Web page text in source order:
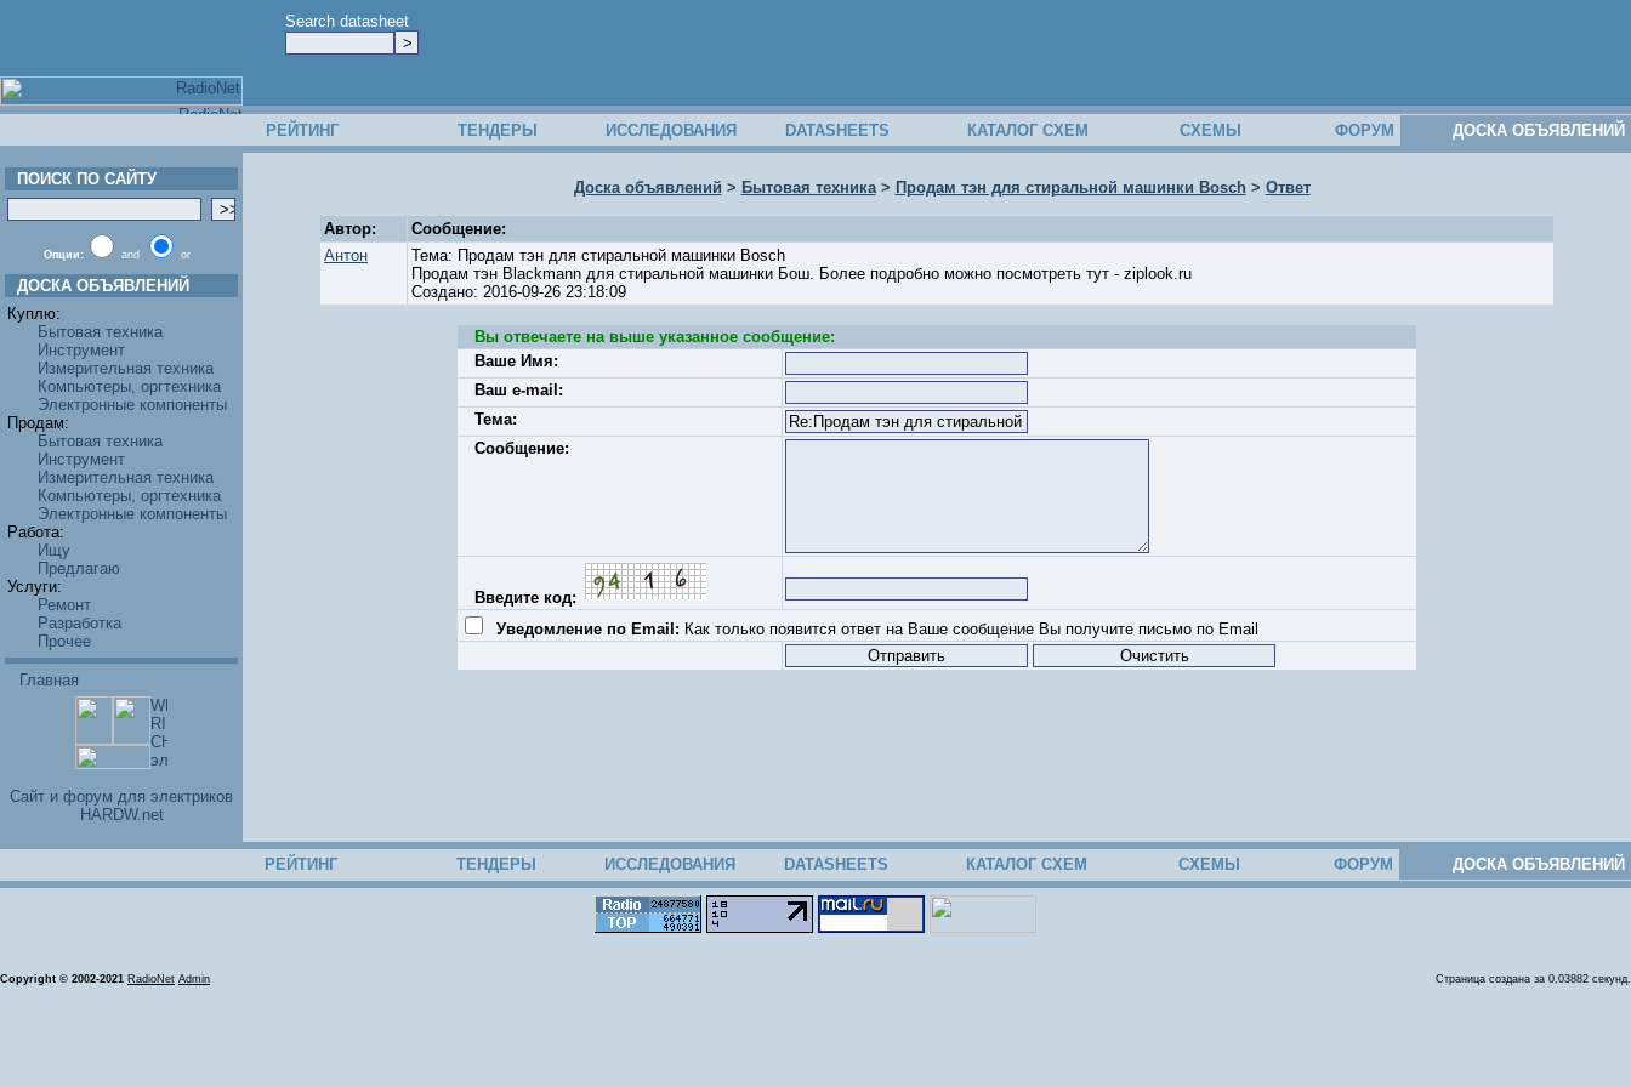
Search datasheet
РЕЙТИНГ ТЕНДЕРЫ ИССЛЕДОВАНИЯ DATASHEETS КАТАЛОГ СХЕМ СХЕМЫ ФОРУМ ДОСКА ОБЪЯВЛЕНИЙ
ПОИСК ПО САЙТУ
Опции: and or
ДОСКА ОБЪЯВЛЕНИЙ
Куплю:
Бытовая техника
Инструмент
Измерительная техника
Компьютеры, оргтехника
Электронные компоненты
Продам:
Бытовая техника
Инструмент
Измерительная техника
Компьютеры, оргтехника
Электронные компоненты
Работа:
Ищу
Предлагаю
Услуги:
Ремонт
Разработка
Прочее
Главная
Cайт и форум для электриков
HARDW.net
Доска объявлений > Бытовая техника> Продам тэн для стиральной машинки Bosch> Ответ
Автор:
Сообщение:
Антон
Тема: Продам тэн для стиральной машинки Bosch
Продам тэн Blackmann для стиральной машинки Бош. Более подробно можно посмотреть тут - ziplook.ru
Создано: 2016-09-26 23:18:09
Вы отвечаете на выше указанное сообщение:
Ваше Имя:
Ваш e-mail:
Тема:
Сообщение:
Введите код:
Уведомление по Email: Как только появится ответ на Ваше сообщение Вы получите письмо по Email
РЕЙТИНГ ТЕНДЕРЫ ИССЛЕДОВАНИЯ DATASHEETS КАТАЛОГ СХЕМ СХЕМЫ ФОРУМ ДОСКА ОБЪЯВЛЕНИЙ
Copyright © 2002-2021 RadioNet Admin Страница создана за 0,03882 секунд.